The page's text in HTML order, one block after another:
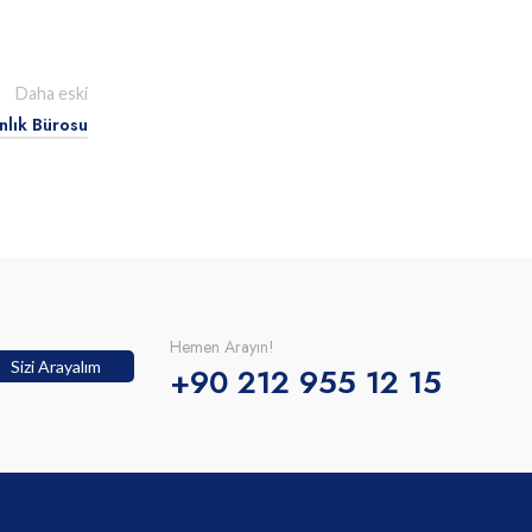
Daha eski
Bürosu
Sizi Arayalım
Hemen Arayın!
+90 212 955 12 15